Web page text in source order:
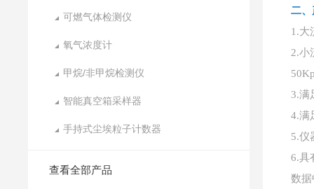
可燃气体检测仪
氧气浓度计
甲烷/非甲烷检测仪
智能真空箱采样器
手持式尘埃粒子计数器
查看全部产品
二、
1.大
2.小
3.满
4.满
5.仪
6.具
数